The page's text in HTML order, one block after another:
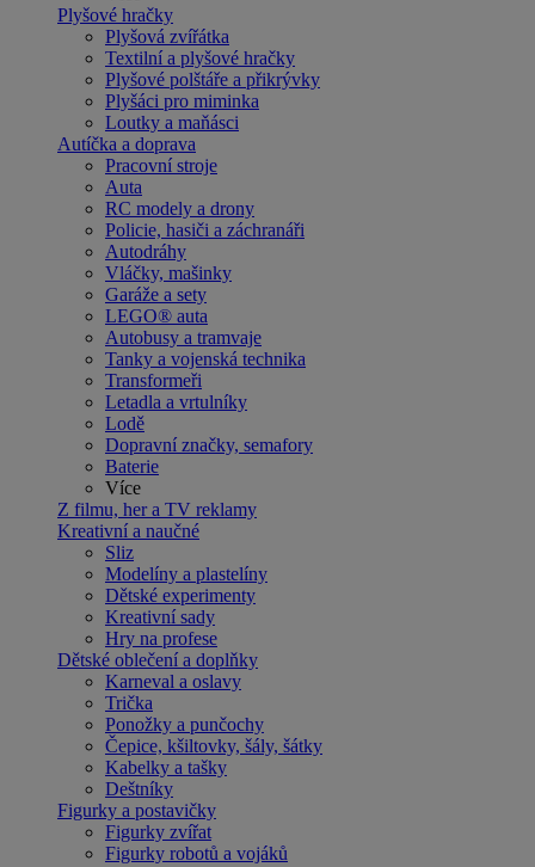
Plyšové hračky
Plyšová zvířátka
Textilní a plyšové hračky
Plyšové polštáře a přikrývky
Plyšáci pro miminka
Loutky a maňásci
Autíčka a doprava
Pracovní stroje
Auta
RC modely a drony
Policie, hasiči a záchranáři
Autodráhy
Vláčky, mašinky
Garáže a sety
LEGO® auta
Autobusy a tramvaje
Tanky a vojenská technika
Transformeři
Letadla a vrtulníky
Lodě
Dopravní značky, semafory
Baterie
Více
Z filmu, her a TV reklamy
Kreativní a naučné
Sliz
Modelíny a plastelíny
Dětské experimenty
Kreativní sady
Hry na profese
Dětské oblečení a doplňky
Karneval a oslavy
Trička
Ponožky a punčochy
Čepice, kšiltovky, šály, šátky
Kabelky a tašky
Deštníky
Figurky a postavičky
Figurky zvířat
Figurky robotů a vojáků